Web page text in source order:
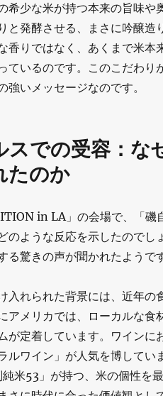
希少な米が持つ本来の旨味
と発酵させる、まさに吟醸造
香りではなく、あくまで米本
ているのです。このこだわり
強いメッセージなのです。
スでの受容：な
たのか
in LA」の会場で、「磯
のような反応を示したのでし
る驚きの声が聞かれたようです
入れられた背景には、近年の
アメリカでは、ローカルな食
が定着しています。ワイン
ルワイン」が人気を博してい
純米53」が持つ、米の個性を